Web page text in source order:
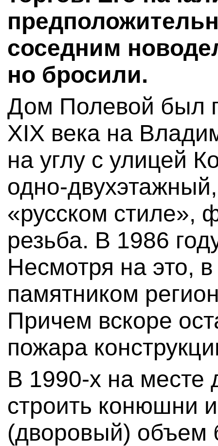
соседним
но бросили.
Дом Полевой был
XIX века на
на углу с улицей
одно-
«русском стиле»,
резьба. В 1986
Несмотря на это,
памятником
Причем вскоре
пожара
В 1990-х на месте
строить конюшни
(дворовый) объем